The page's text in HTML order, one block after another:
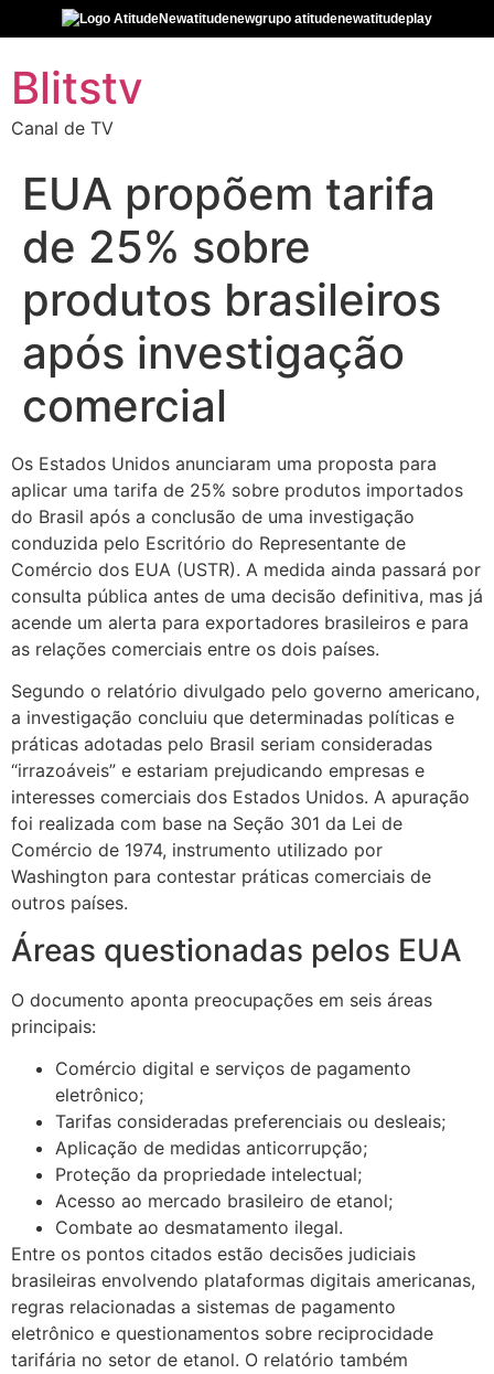
Blitstv
Canal de TV
EUA propõem tarifa
de 25% sobre
produtos brasileiros
após investigação
comercial
Os Estados Unidos anunciaram uma proposta para
aplicar uma tarifa de 25% sobre produtos importados
do Brasil após a conclusão de uma investigação
conduzida pelo Escritório do Representante de
Comércio dos EUA (USTR). A medida ainda passará por
consulta pública antes de uma decisão definitiva, mas já
acende um alerta para exportadores brasileiros e para
as relações comerciais entre os dois países.
Segundo o relatório divulgado pelo governo americano,
a investigação concluiu que determinadas políticas e
práticas adotadas pelo Brasil seriam consideradas
“irrazoáveis” e estariam prejudicando empresas e
interesses comerciais dos Estados Unidos. A apuração
foi realizada com base na Seção 301 da Lei de
Comércio de 1974, instrumento utilizado por
Washington para contestar práticas comerciais de
outros países.
Áreas questionadas pelos EUA
O documento aponta preocupações em seis áreas
principais:
Comércio digital e serviços de pagamento
eletrônico;
Tarifas consideradas preferenciais ou desleais;
Aplicação de medidas anticorrupção;
Proteção da propriedade intelectual;
Acesso ao mercado brasileiro de etanol;
Combate ao desmatamento ilegal.
Entre os pontos citados estão decisões judiciais
brasileiras envolvendo plataformas digitais americanas,
regras relacionadas a sistemas de pagamento
eletrônico e questionamentos sobre reciprocidade
tarifária no setor de etanol. O relatório também
atitudenewgrupo atitudenewatitudeplay